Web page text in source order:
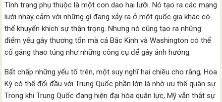
Tình trạng phụ thuộc là một con dao hai lưỡi. Nó tạo ra các mạng
lưới nhạy cảm với những gì đang xảy ra ở một quốc gia khác có
thể khuyến khích sự thận trọng. Nhưng nó cũng tạo ra những
điểm yếu gây thương tổn mà cả Bắc Kinh và Washington có thể
cố gắng thao túng như những công cụ để gây ảnh hưởng.
Bất chấp những yếu tố trên, một suy nghĩ hai chiều cho rằng, Hoa
Kỳ có thể đối đầu với Trung Quốc phần lớn là nhờ ưu thế quân sự.
Trong khi Trung Quốc đang hiện đại hóa quân lực, Mỹ vẫn thật sự